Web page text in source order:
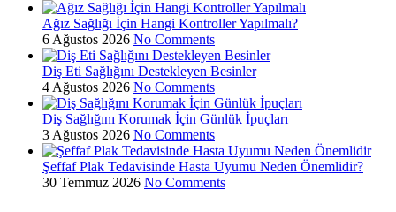
Ağız Sağlığı İçin Hangi Kontroller Yapılmalı?
6 Ağustos 2026 No Comments
Diş Eti Sağlığını Destekleyen Besinler
4 Ağustos 2026 No Comments
Diş Sağlığını Korumak İçin Günlük İpuçları
3 Ağustos 2026 No Comments
Şeffaf Plak Tedavisinde Hasta Uyumu Neden Önemlidir?
30 Temmuz 2026 No Comments